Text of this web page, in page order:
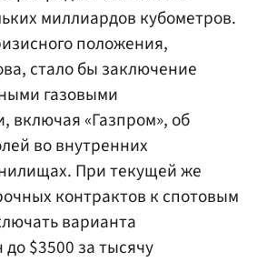
миллиардов кубометров.
положения,
стало бы заключение
газовыми
включая «Газпром», об
во внутренних
При текущей же
контрактов к спотовым
варианта
$3500 за тысячу